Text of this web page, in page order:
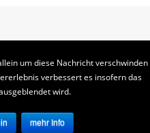
2018
um diese Nachricht verschwinden
verbessert es insofern das
wird.
mehr Info